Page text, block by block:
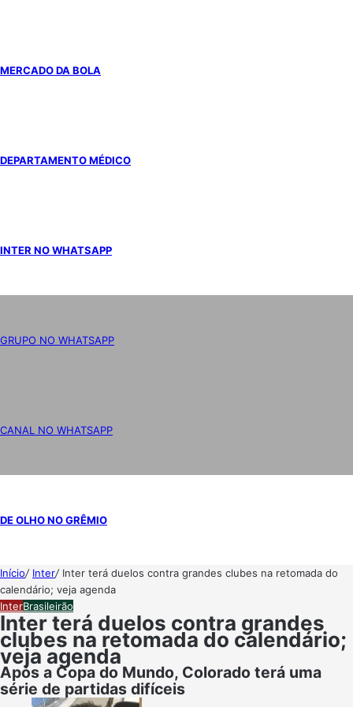
MERCADO DA BOLA
DEPARTAMENTO MÉDICO
INTER NO WHATSAPP
GRUPO NO WHATSAPP
CANAL NO WHATSAPP
DE OLHO NO GRÊMIO
Início/ Inter/ Inter terá duelos contra grandes clubes na retomada do
calendário; veja agenda
InterBrasileirão
Inter terá duelos contra grandes
clubes na retomada do calendário;
veja agenda
Após a Copa do Mundo, Colorado terá uma
série de partidas difíceis